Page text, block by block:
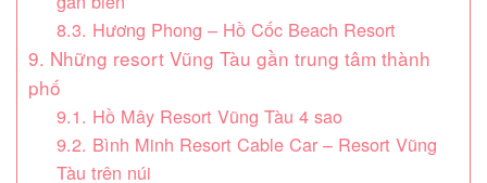
8.3. Hương Phong – Hồ Cốc Beach Resort
9. Những resort Vũng Tàu gần trung tâm thành
phố
9.1. Hồ Mây Resort Vũng Tàu 4 sao
9.2. Bình Minh Resort Cable Car – Resort Vũng
Tàu trên núi